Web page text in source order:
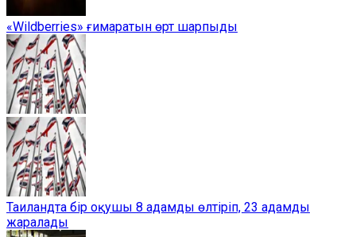
«Wildberries» ғимаратын өрт шарпыды
Таиландта бір оқушы 8 адамды өлтіріп, 23 адамды
жаралады